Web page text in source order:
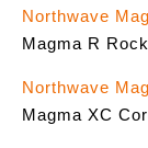
Northwave
Magma R
Northwave
Magma XC